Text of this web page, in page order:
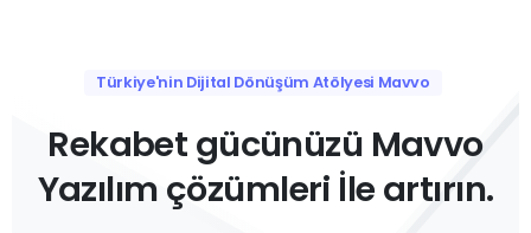
Türkiye'nin Dijital Dönüşüm Atölyesi Mavvo
Rekabet gücünüzü Mavvo
Yazılım çözümleri İle artırın.